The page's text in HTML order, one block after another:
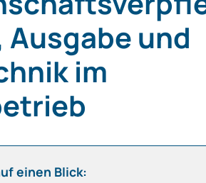
Ausgabe und
im
einen Blick: